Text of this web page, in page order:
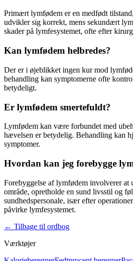
Primærtlymfødem er en medfødt
udvikler sig korrekt, mens sekundært
skader på lymfesystemet, ofte efter
Kan lymfødem helbredes?
Der er i øjeblikket ingen kur mod
behandling kan symptomerne ofte
betydeligt.
Er lymfødem smertefuldt?
Lymfødem kan være forbundet med
hævelsen er betydelig. Behandling kan
symptomer.
Hvordan kan jeg forebygge
Forebyggelse aflymfødem involverer at
område, opretholde en sund livsstil og
sundhedspersonale, især efter
påvirke lymfesystemet.
← Tilbage til ordbog
Værktøjer